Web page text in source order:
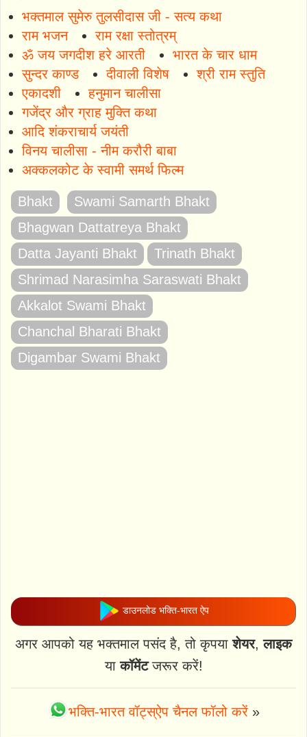
भक्तमाल सुमेरु तुलसीदास जी - सत्य कथा
राम भजन
राम रक्षा स्तोत्रम्
ॐ जय जगदीश हरे आरती
भारत के चार धाम
सुन्दर काण्ड
दीवाली विशेष
श्री राम स्तुति
एकादशी
हनुमान चालीसा
गजेंद्र और ग्राह मुक्ति कथा
आदि शंकराचार्य जयंती
विनय चालीसा - नीम करौरी बाबा
अक्कलकोट के स्वामी समर्थ फिल्म
Bhakt
Swami Samarth Bhakt
Bhagwan Dattatreya Bhakt
Datta Jayanti Bhakt
Trinath Bhakt
Shrimad Narasimha Saraswati Bhakt
Akkalot Swami Bhakt
Chanchal Bharati Bhakt
Digambar Swami Bhakt
डाउनलोड भक्ति-भारत ऐप
अगर आपको यह भक्तमाल पसंद है, तो कृपयाशेयर,लाइक
याकॉमेंटजरूर करें!
भक्ति-भारत वॉट्स्ऐप चैनल फॉलो करें»